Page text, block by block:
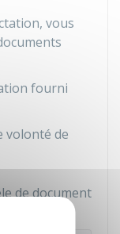
vous
fourni
volonté de
de document